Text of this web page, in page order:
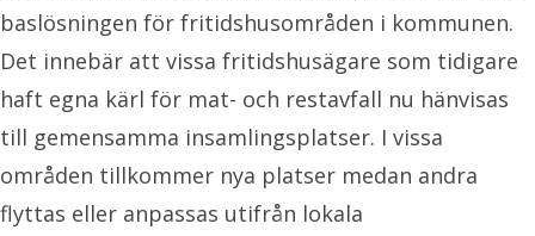
baslösningen för fritidshusområden i kommunen.
Det innebär att vissa fritidshusägare som tidigare
haft egna kärl för mat- och restavfall nu hänvisas
till gemensamma insamlingsplatser. I vissa
områden tillkommer nya platser medan andra
flyttas eller anpassas utifrån lokala